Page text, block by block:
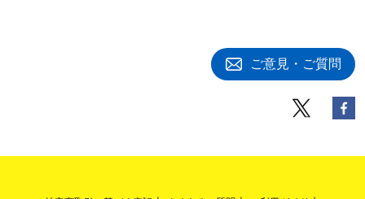
ご意見・ご質問